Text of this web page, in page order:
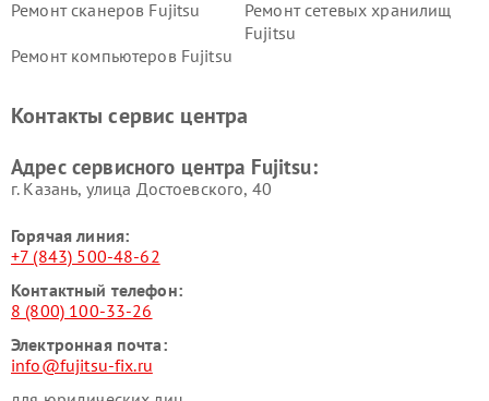
Ремонт сканеров Fujitsu
Ремонт сетевых хранилищ
Fujitsu
Ремонт компьютеров Fujitsu
Контакты сервис центра
Адрес сервисного центра Fujitsu:
г. Казань, улица Достоевского, 40
Горячая линия:
+7 (843) 500-48-62
Контактный телефон:
8 (800) 100-33-26
Электронная почта:
info@fujitsu-fix.ru